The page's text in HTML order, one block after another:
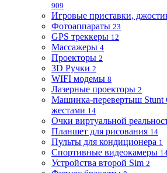
909
Игровые приставки,
Фотоаппараты 23
GPS треккеры 12
Массажеры 4
Проекторы 2
3D Ручки 2
WIFI модемы 8
Лазерные проекторы 2
Машинка-перевертыш Stunt
жестами 14
Очки виртуальной
Планшет для рисования 14
Пульты для кондиционера 1
Спортивные видеокамеры
Устройства второй Sim 2